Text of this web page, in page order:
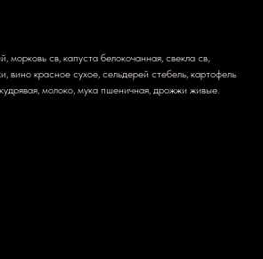
морковь св, капуста белокочанная, свекла св,
вино красное сухое, сельдерей стебель, картофель
молоко, мука пшеничная, дрожжи живые.